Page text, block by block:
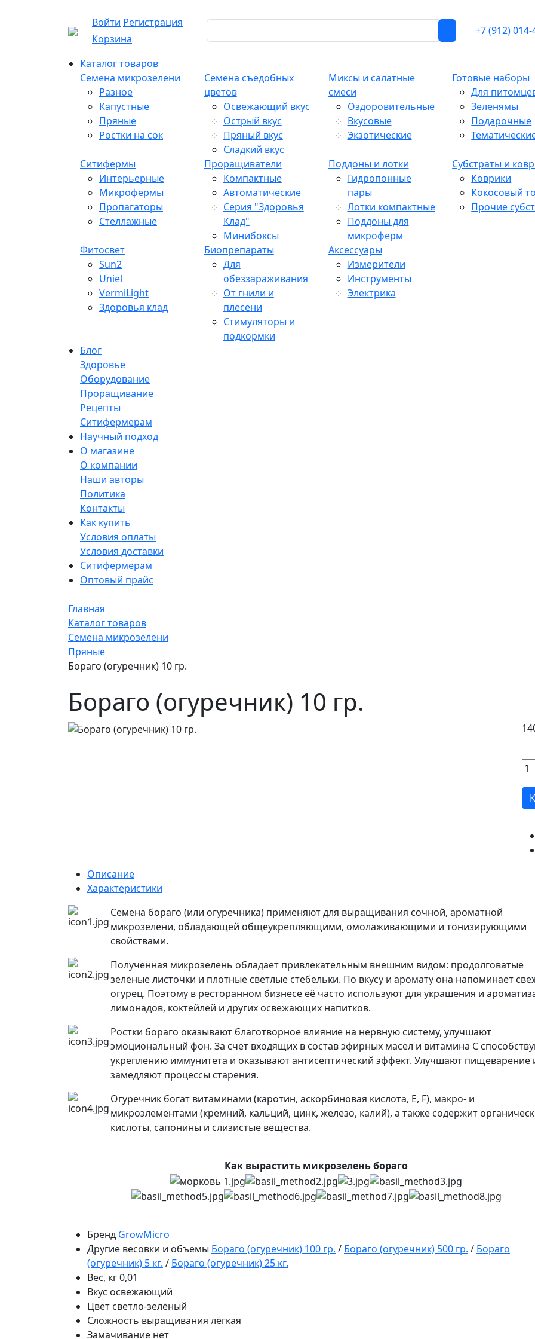
Войти Регистрация
Корзина
+7 (912) 014-
Каталог товаров
Семена микрозелени
Разное
Капустные
Пряные
Ростки на сок
Семена съедобных
цветов
Освежающий вкус
Острый вкус
Пряный вкус
Сладкий вкус
Миксы и салатные
смеси
Оздоровительные
Вкусовые
Экзотические
Готовые наборы
Для
Зеленямы
Подарочные
Ситифермы
Интерьерные
Микрофермы
Пропагаторы
Стеллажные
Проращиватели
Компактные
Автоматические
Серия "Здоровья
Клад"
Минибоксы
Поддоны и лотки
Гидропонные
пары
Лотки компактные
Поддоны для
микроферм
Субстраты и
Коврики
Кокосовый
Прочие
Фитосвет
Sun2
Uniel
VermiLight
Здоровья клад
Биопрепараты
Для
обеззараживания
От гнили и
плесени
Стимуляторы и
подкормки
Аксессуары
Измерители
Инструменты
Электрика
Блог
Здоровье
Оборудование
Проращивание
Рецепты
Ситифермерам
Научный подход
О магазине
О компании
Наши авторы
Политика
Контакты
Как купить
Условия оплаты
Условия доставки
Ситифермерам
Оптовый прайс
Главная
Каталог товаров
Семена микрозелени
Пряные
Бораго (огуречник) 10 гр.
Бораго (огуречник) 10 гр.
Описание
Характеристики
Семена бораго (или огуречника) применяют для выращивания сочной, ароматной
микрозелени, обладающей общеукрепляющими, омолаживающими и тонизирующими
свойствами.
Полученная микрозелень обладает привлекательным внешним видом: продолговатые
зелёные листочки и плотные светлые стебельки. По вкусу и аромату она напоминает
огурец. Поэтому в ресторанном бизнесе её часто используют для украшения и
лимонадов, коктейлей и других освежающих напитков.
Ростки бораго оказывают благотворное влияние на нервную систему, улучшают
эмоциональный фон. За счёт входящих в состав эфирных масел и витамина С
укреплению иммунитета и оказывают антисептический эффект. Улучшают пищеварение
замедляют процессы старения.
Огуречник богат витаминами (каротин, аскорбиновая кислота, E, F), макро- и
микроэлементами (кремний, кальций, цинк, железо, калий), а также содержит
кислоты, сапонины и слизистые вещества.
Как вырастить микрозелень бораго
Бренд GrowMicro
Другие весовки и объемы Бораго (огуречник) 100 гр. / Бораго (огуречник) 500 гр. / Бораго
(огуречник) 5 кг. / Бораго (огуречник) 25 кг.
Вес, кг0,01
Вкус освежающий
Цвет светло-зелёный
Сложность выращивания лёгкая
Замачивание нет